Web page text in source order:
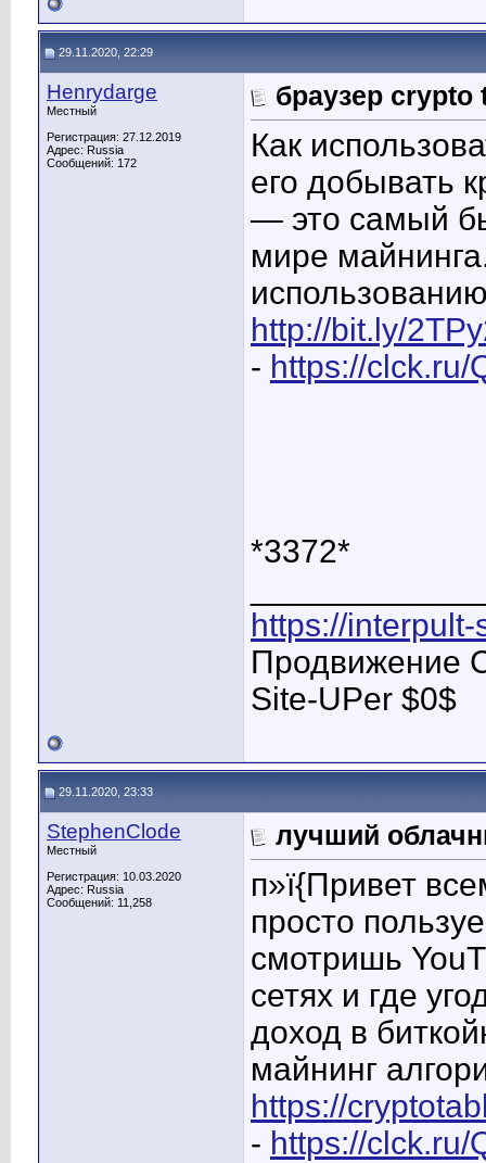
29.11.2020, 22:29
Henrydarge
Местный
Регистрация: 27.12.2019
Адрес: Russia
Сообщений: 172
браузер crypto
Как
его добывать
— это самый
мире
http://bit.ly/
- https://clck.ru/
*3372*
https://
Продвижение
Site-UPer $0$
29.11.2020, 23:33
StephenClode
Местный
Регистрация: 10.03.2020
Адрес: Russia
Сообщений: 11,258
лучший
п»ї{Привет
просто
смотришь
сетях и где
доход в
майнинг
https://
- https://clck.ru/